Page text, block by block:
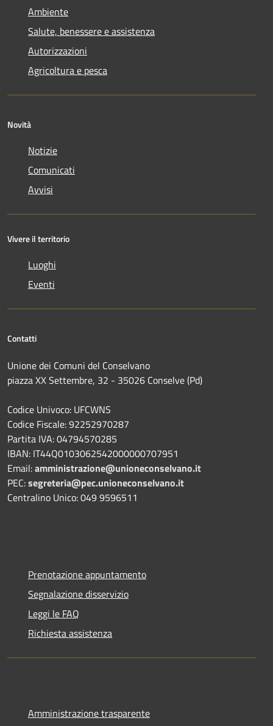
Ambiente
Salute, benessere e assistenza
Autorizzazioni
Agricoltura e pesca
Novità
Notizie
Comunicati
Avvisi
Vivere il territorio
Luoghi
Eventi
Contatti
Unione dei Comuni del Conselvano
piazza XX Settembre, 32 - 35026 Conselve (Pd)
Codice Univoco: UFCWNS
Codice Fiscale: 92252970287
Partita IVA: 04794570285
IBAN: IT44Q0103062542000000707951
Email:amministrazione@unioneconselvano.it
PEC:segreteria@pec.unioneconselvano.it
Centralino Unico: 049 9596511
Prenotazione appuntamento
Segnalazione disservizio
Leggi le FAQ
Richiesta assistenza
Amministrazione trasparente